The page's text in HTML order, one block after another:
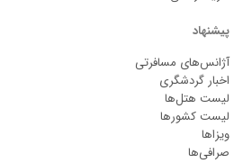
پیشنهاد
آژانس‌های مسافرتی
اخبار گردشگری
لیست هتل‌ها
لیست کشورها
ویزاها
صرافی‌ها